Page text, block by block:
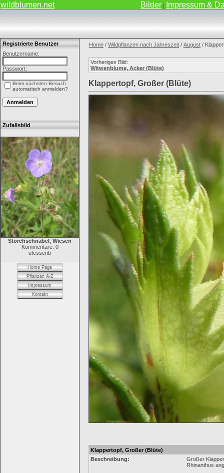
wildblumen.net Bilder | Impressum &
Registrierte Benutzer
Benutzername:
Passwort:
Beim nächsten Besuch
automatisch anmelden?
Zufallsbild
Storchschnabel, Wiesen
Kommentare: 0
ufessenb
Home Page
Pflanzen A-Z
Impressum
Kontakt
Home / Wildpflanzen nach Jahreszeit / August /
Vorheriges Bild:
Witwenblume, Acker (Blüte)
Klappertopf, Großer (Blüte)
Klappertopf, Großer (Blüte)
Beschreibung:
Großer
Rhinanthus